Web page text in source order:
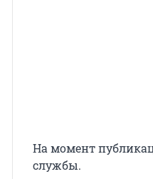
На момент
службы.